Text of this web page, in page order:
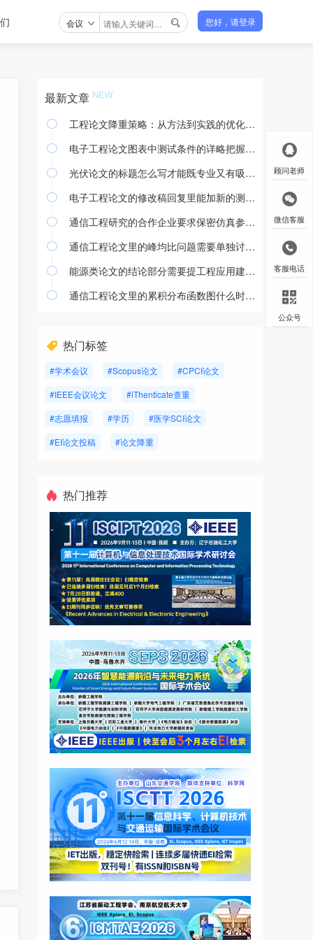
会议  您好，请登录
最新文章
 工程论文降重策略：从方法到实践的优化途径
 电子工程论文图表中测试条件的详略把握与撰写规范
 光伏论文的标题怎么写才能既专业又有吸引力
 电子工程论文的修改稿回复里能加新的测试结果吗
 通信工程研究的合作企业要求保密仿真参数怎么处理
 通信工程论文里的峰均比问题需要单独讨论吗
 能源类论文的结论部分需要提工程应用建议吗
 通信工程论文里的累积分布函数图什么时候用
热门标签
#学术会议 #Scopus论文
#CPCI论文
#IEEE会议论文
#iThenticate查重
#志愿填报
#学历
#医学SCI论文
#EI论文投稿
#论文降重
热门推荐
顾问老师
微信客服
客服电话
公众号